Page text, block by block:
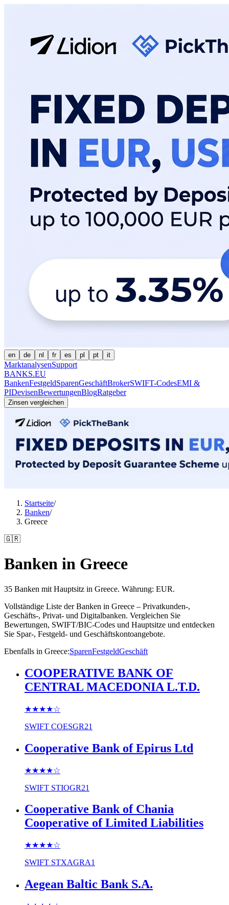
en de nl fr es pl pt it
MarktanalysenSupport
BANKS.EU
BankenFestgeldSparenGeschäftBrokerSWIFT-CodesEMI &
PIDevisenBewertungenBlogRatgeber
Zinsen vergleichen
Startseite/
Banken/
Greece
🇬🇷
Banken in Greece
35 Banken mit Hauptsitz in Greece. Währung: EUR.
Vollständige Liste der Banken in Greece – Privatkunden-,
Geschäfts-, Privat- und Digitalbanken. Vergleichen Sie
Bewertungen, SWIFT/BIC-Codes und Hauptsitze und entdecken
Sie Spar-, Festgeld- und Geschäftskontoangebote.
Ebenfalls in Greece:SparenFestgeldGeschäft
COOPERATIVE BANK OF
CENTRAL MACEDONIA L.T.D.
★★★★☆
SWIFT COESGR21
Cooperative Bank of Epirus Ltd
★★★★☆
SWIFT STIOGR21
Cooperative Bank of Chania
Cooperative of Limited Liabilities
★★★★☆
SWIFT STXAGRA1
Aegean Baltic Bank S.A.